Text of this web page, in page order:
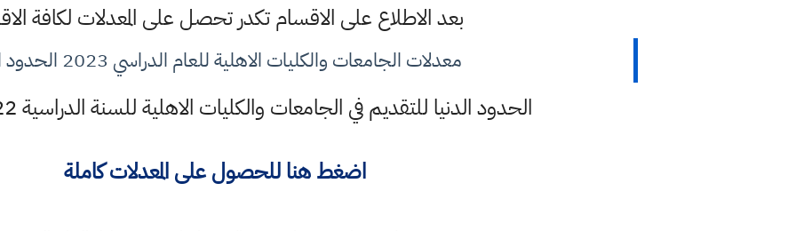
بعد الاطلاع على الاقسام تكدر تحصل على المعدلات لكافة
معدلات الجامعات والكليات الاهلية للعام الدراسي 2023 الحدود الدنيا
الحدود الدنيا للتقديم في الجامعات والكليات الاهلية للسنة الدراسية 2022 - 2023
اضغط هناللحصول على المعدلات كاملة